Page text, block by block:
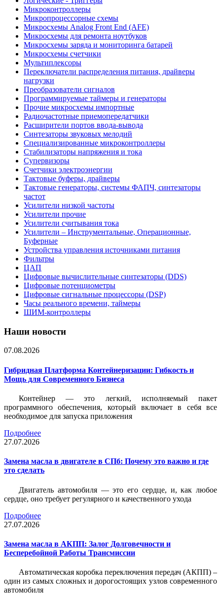
Микроконтроллеры
Микропроцессорные схемы
Микросхемы Analog Front End (AFE)
Микросхемы для ремонта ноутбуков
Микросхемы заряда и мониторинга батарей
Микросхемы счетчики
Мультиплексоры
Переключатели распределения питания, драйверы
нагрузки
Преобразователи сигналов
Программируемые таймеры и генераторы
Прочие микросхемы импортные
Радиочастотные приемопередатчики
Расширители портов ввода-вывода
Синтезаторы звуковых мелодий
Специализированные микроконтроллеры
Стабилизаторы напряжения и тока
Супервизоры
Счетчики электроэнергии
Тактовые буферы, драйверы
Тактовые генераторы, системы ФАПЧ, синтезаторы
частот
Усилители низкой частоты
Усилители прочие
Усилители считывания тока
Усилители – Инструментальные, Операционные,
Буферные
Устройства управления источниками питания
Фильтры
ЦАП
Цифровые вычислительные синтезаторы (DDS)
Цифровые потенциометры
Цифровые сигнальные процессоры (DSP)
Часы реального времени, таймеры
ШИМ-контроллеры
Наши новости
07.08.2026
Гибридная Платформа Контейнеризации: Гибкость и
Мощь для Современного Бизнеса
Контейнер — это легкий, исполняемый пакет
программного обеспечения, который включает в себя все
необходимое для запуска приложения
Подробнее
27.07.2026
Замена масла в двигателе в СПб: Почему это важно и где
это сделать
Двигатель автомобиля — это его сердце, и, как любое
сердце, оно требует регулярного и качественного ухода
Подробнее
27.07.2026
Замена масла в АКПП: Залог Долговечности и
Бесперебойной Работы Трансмиссии
Автоматическая коробка переключения передач (АКПП) –
один из самых сложных и дорогостоящих узлов современного
автомобиля